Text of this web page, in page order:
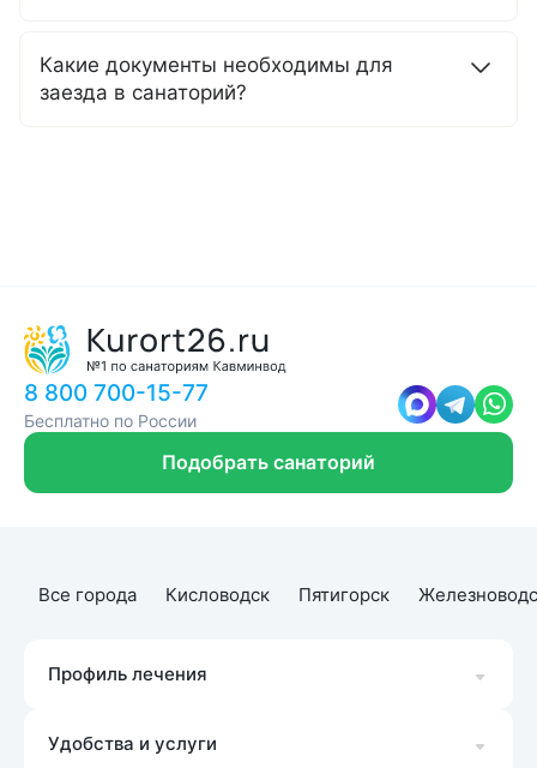
Какие документы необходимы для
заезда в санаторий?
8 800 700-15-77
Бесплатно по России
Подобрать санаторий
Все города Кисловодск Пятигорск
Профиль лечения
Удобства и услуги